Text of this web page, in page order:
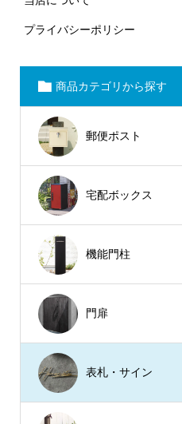
プライバシーポリシー
商品カテゴリから探す
郵便ポスト
宅配ボックス
機能門柱
門扉
表札・サイン